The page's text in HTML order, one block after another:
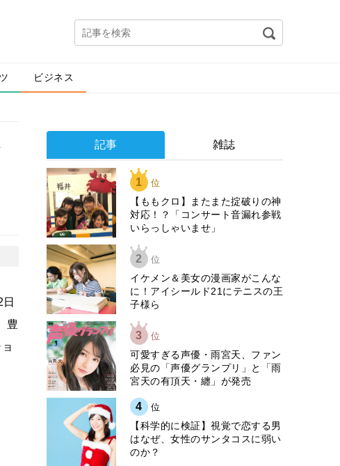
ビジネス
豊
記事 雑誌
1 位
【ももクロ】またまた掟破りの神
対応！？「コンサート音漏れ参戦
いらっしゃいませ」
2 位
イケメン＆美女の漫画家がこんな
に！アイシールド21にテニスの王
子様ら
3 位
可愛すぎる声優・雨宮天、ファン
必見の「声優グランプリ」と「雨
宮天の有頂天・纏」が発売
4 位
【科学的に検証】視覚で恋する男
はなぜ、女性のサンタコスに弱い
のか？